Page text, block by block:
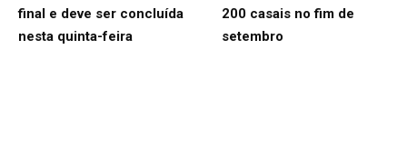
final e deve ser concluída
nesta quinta-feira
200 casais no fim de
setembro